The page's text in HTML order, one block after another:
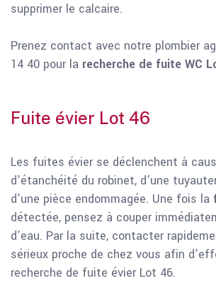
supprimer le calcaire.
Prenez contact avec notre plombier
14 40 pour la recherche de fuite WC
Fuite évier Lot 46
Les fuites évier se déclenchent à
d’étanchéité du robinet, d’une
d’une pièce endommagée. Une fois la
détectée, pensez à couper
d’eau. Par la suite, contacter
sérieux proche de chez vous afin
recherche de fuite évier Lot 46.